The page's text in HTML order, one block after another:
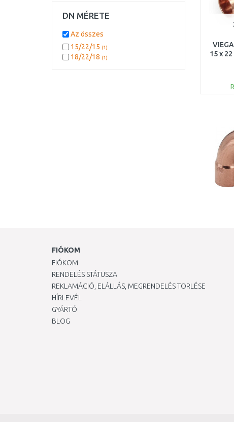
15 x
DN MÉRETE
Az összes
15/22/15 (1)
18/22/18 (1)
FIÓKOM
FIÓKOM
RENDELÉS STÁTUSZA
REKLAMÁCIÓ, ELÁLLÁS, MEGRENDELÉS TÖRLÉSE
HÍRLEVÉL
GYÁRTÓ
BLOG